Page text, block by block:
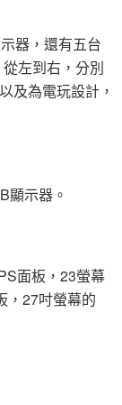
器，還有五台
左到右，分別
及為電玩設計，
顯示器。
面板，23螢幕
，27吋螢幕的